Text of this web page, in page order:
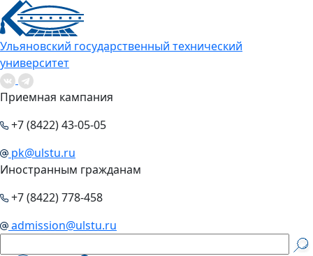
Ульяновский государственный технический
университет
Приемная кампания
+7 (8422) 43-05-05
pk@ulstu.ru
Иностранным гражданам
+7 (8422) 778-458
admission@ulstu.ru